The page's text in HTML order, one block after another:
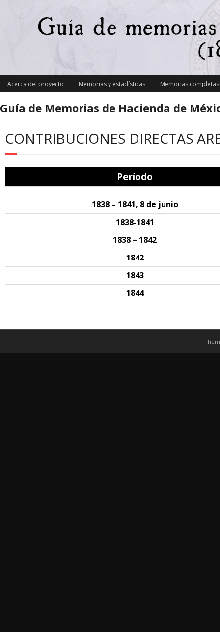
Acerca del proyecto Memorias y estadísticas Memorias
Guía de Memorias de Hacienda de
CONTRIBUCIONES DIRECTAS
Período
1838 – 1841, 8 de junio
1838-1841
1838 – 1842
1842
1843
1844